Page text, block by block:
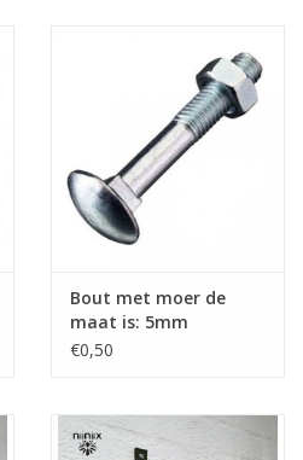
Bout met moer de
maat is: 5mm
doorsnede x 30mm
€0,50